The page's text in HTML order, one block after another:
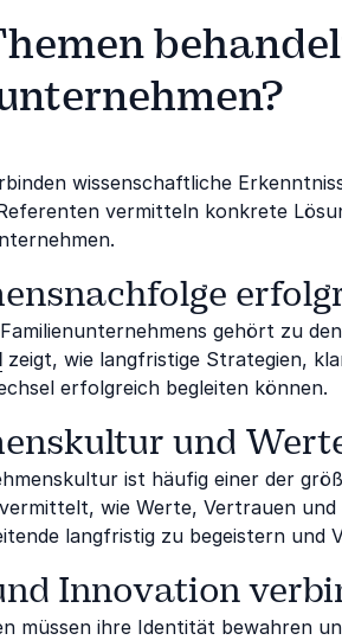
wissenschaftliche
vermitteln konkrete
gehört zu
zeigt, wie langfristige Strategien,
erfolgreich begleiten können.
und
ist häufig einer der
vermittelt, wie Werte, Vertrauen
langfristig zu begeistern und
Innovation
müssen ihre Identität bewahren